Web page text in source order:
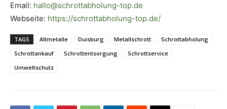
Email: hallo@schrottabholung-top.de
Webseite: https://schrottabholung-top.de/
TAGS Altmetalle Duisburg Metallschrott
Schrottabholung
Schrottankauf
Schrottentsorgung
Schrottservice
Umweltschutz